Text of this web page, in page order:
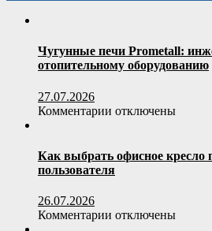
Чугунные печи Prometall:
отопительному оборудованию
27.07.2026
Комментарии к
печи
Prometall:
отопительному
отключены
Как выбрать офисное кресло
пользователя
26.07.2026
Комментарии котключены